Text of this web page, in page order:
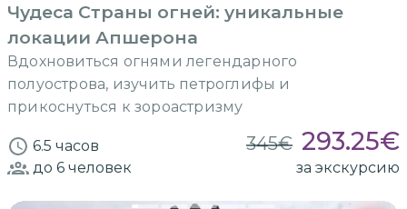
Чудеса Страны огней: уникальные
локации Апшерона
Вдохновиться огнями легендарного
полуострова, изучить петроглифы и
прикоснуться к зороастризму
6.5 часов 345€ 293.25€
до 6 человек за экскурсию